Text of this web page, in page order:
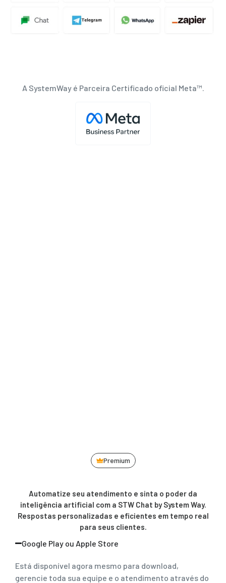
A SystemWay é Parceira Certificado oficial Meta™.
Premium
Automatize seu atendimento e sinta o poder da
inteligência artificial com a STW Chat by System Way.
Respostas personalizadas e eficientes em tempo real
para seus clientes.
Google Play ou Apple Store
Está disponível agora mesmo para download,
gerencie toda sua equipe e o atendimento através do